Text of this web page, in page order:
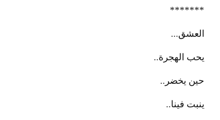
*******
العشق...
يحب الهجرة..
حين يخضر..
ينبت فينا..